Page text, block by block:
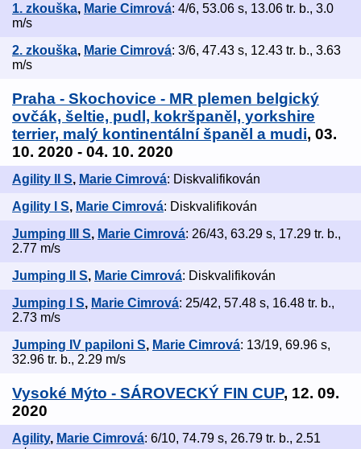
1. zkouška, Marie Cimrová: 4/6, 53.06 s, 13.06 tr. b., 3.0
m/s
2. zkouška, Marie Cimrová: 3/6, 47.43 s, 12.43 tr. b., 3.63
m/s
Praha - Skochovice - MR plemen belgický
ovčák, šeltie, pudl, kokršpaněl, yorkshire
terrier, malý kontinentální španěl a mudi, 03.
10. 2020 - 04. 10. 2020
Agility II S, Marie Cimrová: Diskvalifikován
Agility I S, Marie Cimrová: Diskvalifikován
Jumping III S, Marie Cimrová: 26/43, 63.29 s, 17.29 tr. b.,
2.77 m/s
Jumping II S, Marie Cimrová: Diskvalifikován
Jumping I S, Marie Cimrová: 25/42, 57.48 s, 16.48 tr. b.,
2.73 m/s
Jumping IV papiloni S, Marie Cimrová: 13/19, 69.96 s,
32.96 tr. b., 2.29 m/s
Vysoké Mýto - SÁROVECKÝ FIN CUP, 12. 09.
2020
Agility, Marie Cimrová: 6/10, 74.79 s, 26.79 tr. b., 2.51